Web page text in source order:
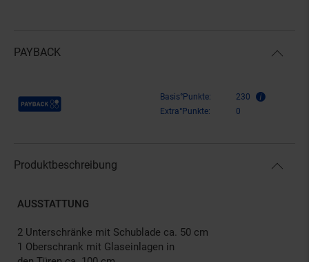
PAYBACK
Payback Punkte Basis°Punkte:
230
Extra°Punkte:
0
Produktbeschreibung
AUSSTATTUNG
2 Unterschränke mit Schublade ca. 50 cm
1 Oberschrank mit Glaseinlagen in